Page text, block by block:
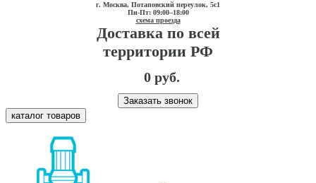
г. Москва, Потаповский переулок, 5с1
Пн-Пт: 09:00–18:00
схема проезда
Доставка по всей
территории РФ
0 руб.
Заказать звонок
каталог товаров